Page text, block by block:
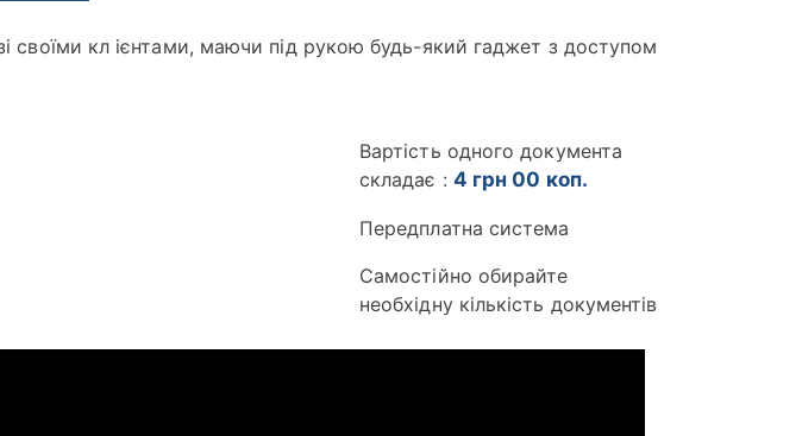
своїми кл ієнтами, маючи під рукою будь-який гаджет з доступом
Вартість одного документа
складає : 4 грн 00 коп.
Передплатна система
Самостійно обирайте
необхідну кількість документів